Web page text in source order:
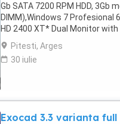
Gb SATA 7200 RPM HDD, 3Gb
DIMM),Windows 7 Profesional
HD 2400 XT* Dual Monitor
16xSATA8 USB 2.0 exterioare,2
Pitesti, Arges
30 iulie
Exocad 3.3 varianta full